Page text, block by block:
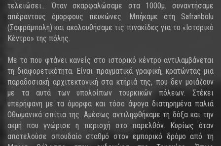
τελειώσει... Όταν σκαρφαλώσαμε στα 1000μ. συναντήσαμε
απέραντους όμορφους πευκώνες. Μπήκαμε στη Safranbolu
(Σαφράμπολη) και ακολουθήσαμε τις πινακίδες για το «Ιστορικό
Κέντρο» της πόλης.
Με το που φτάνει κανείς στο ιστορικό κέντρο αντιλαμβάνεται
τη διαφορετικότητα. Είναι πραγματικά γραφική, κρατώντας μια
παραδοσιακή αρχιτεκτονική στα κτήριά της, που δεν μοιάζουν
με τα αυτά των υπολοίπων τουρκικών πόλεων. Στέκει
υπερήφανη με τα όμορφα και τόσο άψογα διατηρημένα παλιά
Οθωμανικά σπίτια της. Αμέσως αντιληφθήκαμε τη δόξα και την
ακμή που γνώρισε η περιοχή στο παρελθόν. Κυρίως όταν
αποτελούσε σπουδαίο σταθμό στον εμπορικό δρόμο από τη